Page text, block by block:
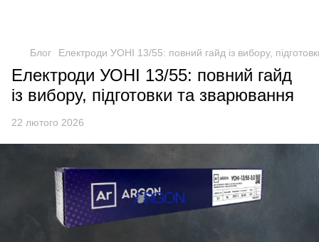
Блог Електроди УОНІ 13/55: повний гайд із вибору,
Електроди УОНІ 13/55: повний гайд
із вибору, підготовки та зварювання
22 лютого 2026